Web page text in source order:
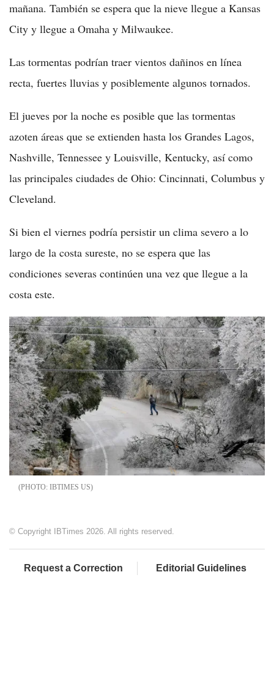
mañana. También se espera que la nieve llegue a Kansas
City y llegue a Omaha y Milwaukee.
Las tormentas podrían traer vientos dañinos en línea
recta, fuertes lluvias y posiblemente algunos tornados.
El jueves por la noche es posible que las tormentas
azoten áreas que se extienden hasta los Grandes Lagos,
Nashville, Tennessee y Louisville, Kentucky, así como
las principales ciudades de Ohio: Cincinnati, Columbus y
Cleveland.
Si bien el viernes podría persistir un clima severo a lo
largo de la costa sureste, no se espera que las
condiciones severas continúen una vez que llegue a la
costa este.
IBTIMES US
© Copyright IBTimes 2026. All rights reserved.
Request a Correction Editorial Guidelines